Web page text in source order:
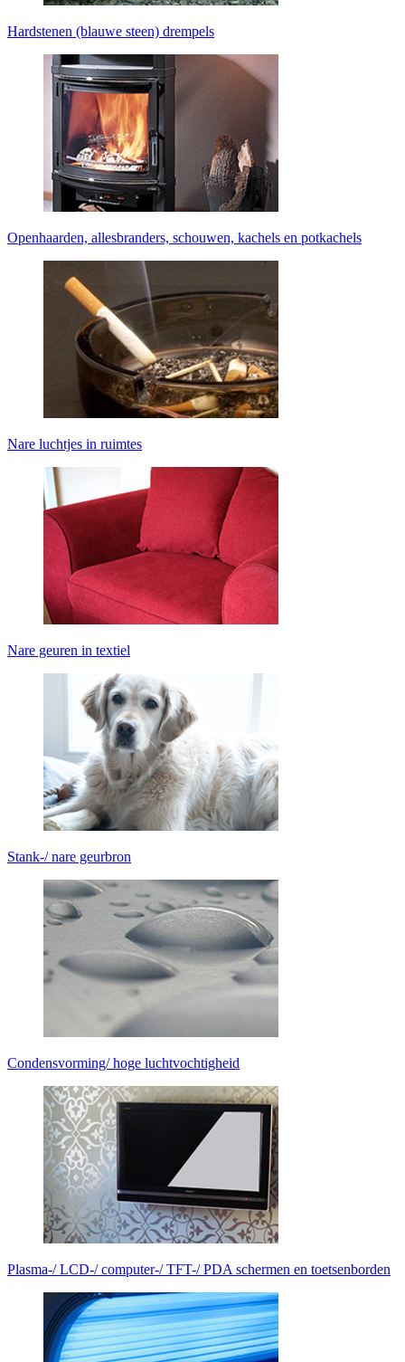
Hardstenen (blauwe steen) drempels
Openhaarden, allesbranders, schouwen, kachels en potkachels
Nare luchtjes in ruimtes
Nare geuren in textiel
Stank-/ nare geurbron
Condensvorming/ hoge luchtvochtigheid
Plasma-/ LCD-/ computer-/ TFT-/ PDA schermen en toetsenborden